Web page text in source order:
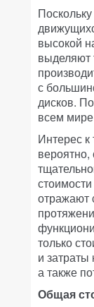
высокой
выделяют
с
дисков.
всем
Интерес к
отражают
только
и затраты
а также
Общая